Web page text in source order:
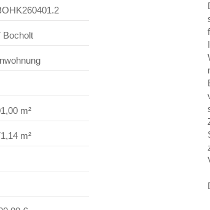
Bocholt
m²
m²